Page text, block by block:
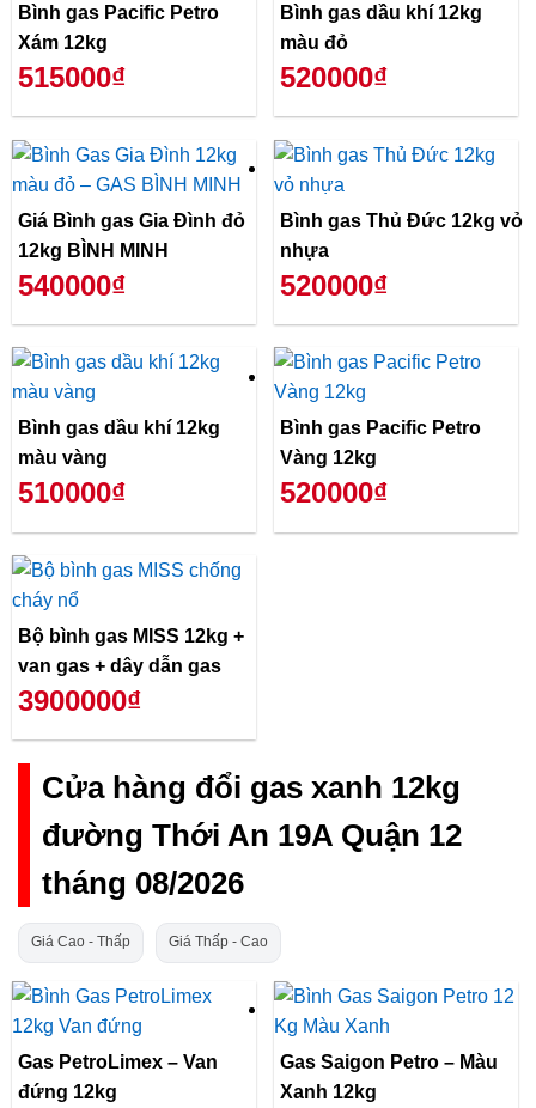
Bình gas Pacific Petro
Xám 12kg
515000₫
Bình gas dầu khí 12kg
màu đỏ
520000₫
Giá Bình gas Gia Đình đỏ
12kg BÌNH MINH
540000₫
Bình gas Thủ Đức 12kg vỏ
nhựa
520000₫
Bình gas dầu khí 12kg
màu vàng
510000₫
Bình gas Pacific Petro
Vàng 12kg
520000₫
Bộ bình gas MISS 12kg +
van gas + dây dẫn gas
3900000₫
Cửa hàng đổi gas xanh 12kg
đường Thới An 19A Quận 12
tháng 08/2026
Giá Cao - Thấp Giá Thấp - Cao
Gas PetroLimex – Van
đứng 12kg
Gas Saigon Petro – Màu
Xanh 12kg